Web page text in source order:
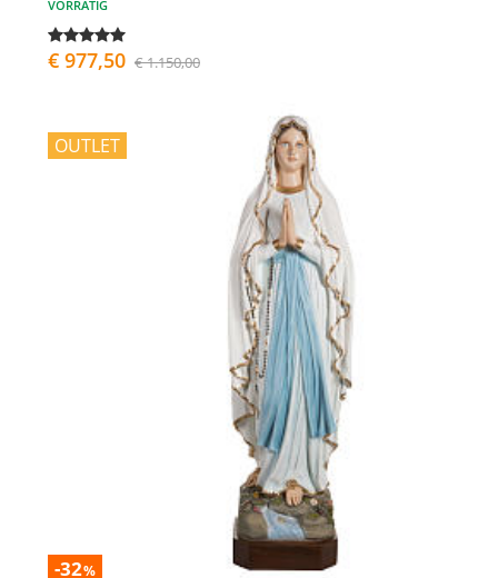
VORRÄTIG
€ 977,50 € 1.150,00
OUTLET
-32%